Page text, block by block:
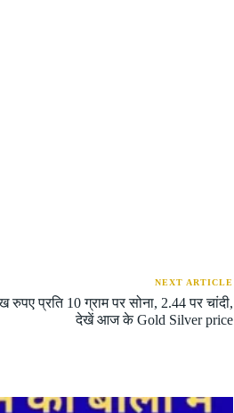
NEXT ARTICLE
प्रति 10 ग्राम पर सोना, 2.44 पर चांदी,
देखें आज के Gold Silver price